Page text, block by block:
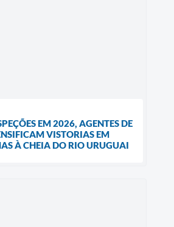
EM 2026, AGENTES DE
VISTORIAS EM
À CHEIA DO RIO URUGUAI